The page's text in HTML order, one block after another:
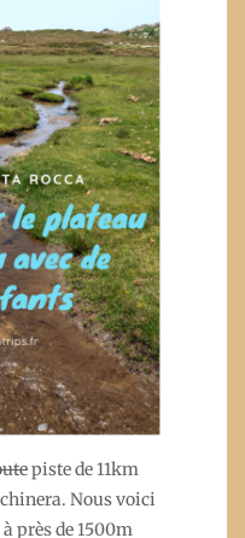
piste de 11km
Nous voici
à près de 1500m